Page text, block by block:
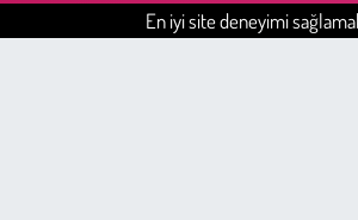
En iyi site deneyimi